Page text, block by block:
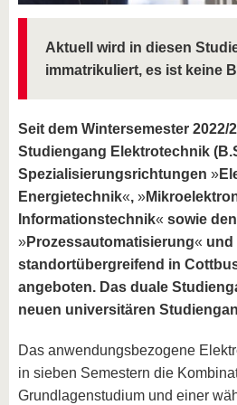
Aktuell wird in diesen
immatrikuliert, es ist keine
Seit dem Wintersemester 2022/
Studiengang Elektrotechnik
Spezialisierungsrichtungen »
Energietechnik«, »
Informationstechnik« sowie
»Prozessautomatisierung« und
standortübergreifend in
angeboten. Das duale
neuen universitären
Das anwendungsbezogene
in sieben Semestern die
Grundlagenstudium und einer